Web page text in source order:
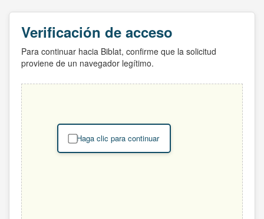
Verificación de acceso
Para continuar hacia Biblat, confirme que la solicitud
proviene de un navegador legítimo.
Haga clic para continuar